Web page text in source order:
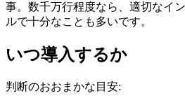
事。数千万行程度なら、適切なイ
ルで十分なことも多いです。
いつ導入するか
判断のおおまかな目安: